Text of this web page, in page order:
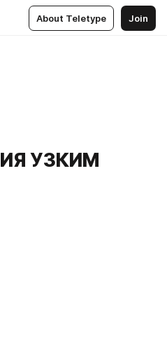
About Teletype Join
УЗКИМ